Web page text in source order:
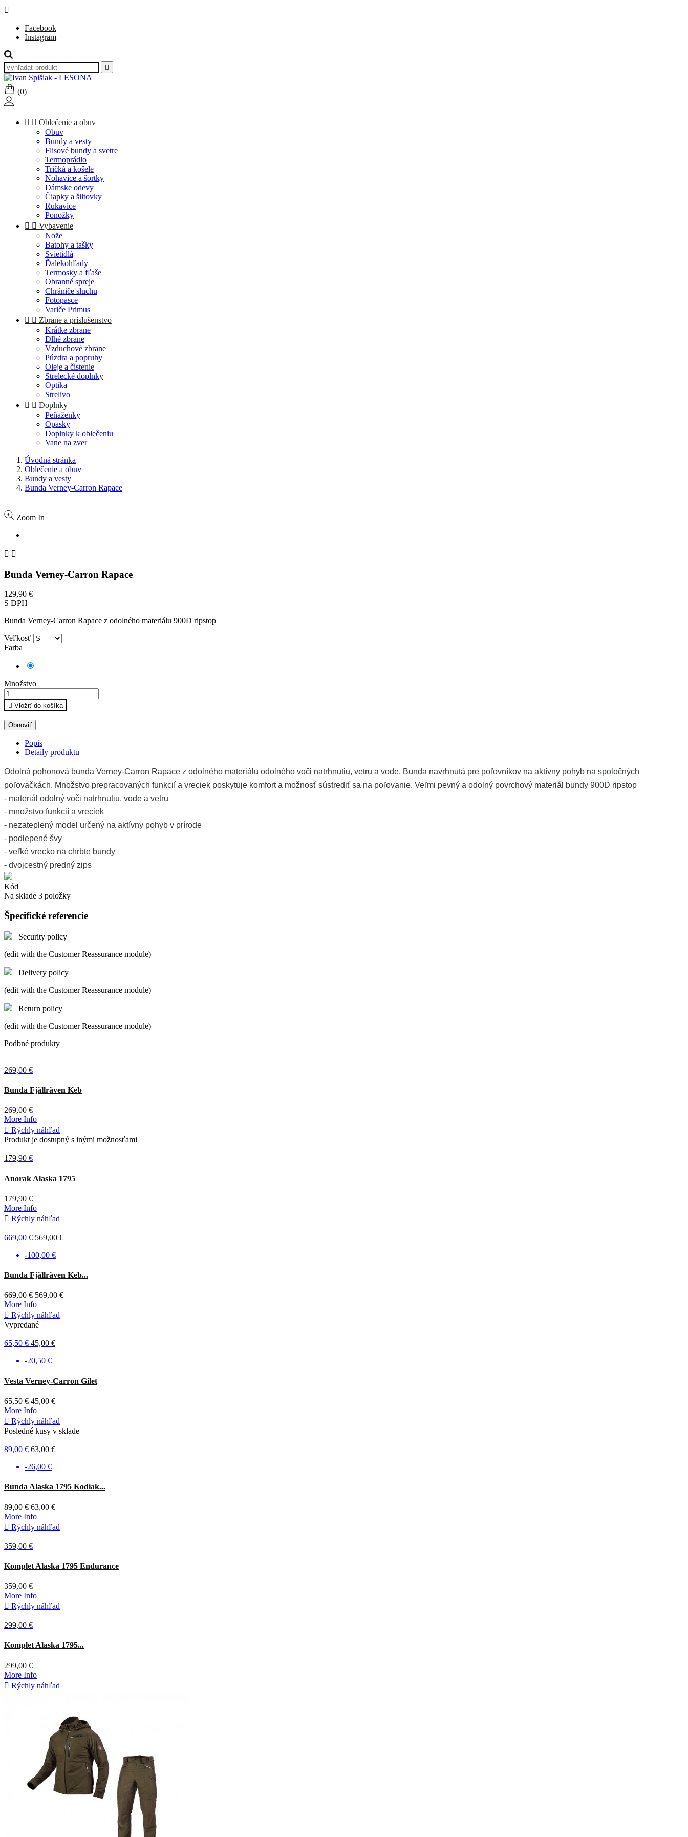

Facebook
Instagram

(0)
  Oblečenie a obuv
Obuv
Bundy a vesty
Flisové bundy a svetre
Termoprádlo
Tričká a košele
Nohavice a šortky
Dámske odevy
Čiapky a šiltovky
Rukavice
Ponožky
  Vybavenie
Nože
Batohy a tašky
Svietidlá
Ďalekohľady
Termosky a fľaše
Obranné spreje
Chrániče sluchu
Fotopasce
Variče Primus
  Zbrane a príslušenstvo
Krátke zbrane
Dlhé zbrane
Vzduchové zbrane
Púzdra a popruhy
Oleje a čistenie
Strelecké doplnky
Optika
Strelivo
  Doplnky
Peňaženky
Opasky
Doplnky k oblečeniu
Vane na zver
Úvodná stránka
Oblečenie a obuv
Bundy a vesty
Bunda Verney-Carron Rapace
Zoom In
 
Bunda Verney-Carron Rapace
129,90 €
S DPH
Bunda Verney-Carron Rapace z odolného materiálu 900D ripstop
Veľkosť
Farba
Množstvo
 Vložiť do košíka
Popis
Detaily produktu
Odolná pohonová bunda Verney-Carron Rapace z odolného materiálu odolného voči natrhnutiu, vetru a vode. Bunda navrhnutá pre poľovníkov na aktívny pohyb na spoločných
poľovačkách. Množstvo prepracovaných funkcií a vreciek poskytuje komfort a možnosť sústrediť sa na poľovanie. Veľmi pevný a odolný povrchový materiál bundy 900D ripstop
- materiál odolný voči natrhnutiu, vode a vetru
- množstvo funkcií a vreciek
- nezateplený model určený na aktívny pohyb v prírode
- podlepené švy
- veľké vrecko na chrbte bundy
- dvojcestný predný zips
Kód
Na sklade 3 položky
Špecifické referencie
Security policy
(edit with the Customer Reassurance module)
Delivery policy
(edit with the Customer Reassurance module)
Return policy
(edit with the Customer Reassurance module)
Podbné produkty
269,00 €
Deep
Forest
Bunda Fjällräven Keb
269,00 €
More Info
 Rýchly náhľad
Produkt je dostupný s inými možnosťami
179,90 €
Tmavá
olivová
Anorak Alaska 1795
179,90 €
More Info
 Rýchly náhľad
669,00 € 569,00 €
-100,00 €
Tmavá
olivová
Bunda Fjällräven Keb...
669,00 € 569,00 €
More Info
 Rýchly náhľad
Vypredané
65,50 € 45,00 €
-20,50 €
Tmavá
olivová
Vesta Verney-Carron Gilet
65,50 € 45,00 €
More Info
 Rýchly náhľad
Posledné kusy v sklade
89,00 € 63,00 €
-26,00 €
Bunda Alaska 1795 Kodiak...
89,00 € 63,00 €
More Info
 Rýchly náhľad
359,00 €
Hnedá
Komplet Alaska 1795 Endurance
359,00 €
More Info
 Rýchly náhľad
299,00 €
Hnedá
Komplet Alaska 1795...
299,00 €
More Info
 Rýchly náhľad